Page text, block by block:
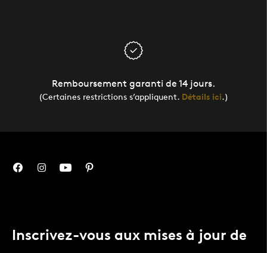
Remboursement garanti de 14 jours.
(Certaines restrictions s’appliquent. Détails ici.)
Inscrivez-vous aux mises à jour de